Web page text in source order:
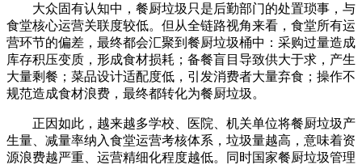
大众固有认知中，餐厨垃圾只是后勤部门的处置琐事，与
食堂核心运营关联度较低。但从全链路视角来看，食堂所有运
营环节的偏差，最终都会汇聚到餐厨垃圾桶中：采购过量造成
库存积压变质，形成食材损耗；备餐盲目导致供大于求，产生
大量剩餐；菜品设计适配度低，引发消费者大量弃食；操作不
规范造成食材浪费，最终都转化为餐厨垃圾。
正因如此，越来越多学校、医院、机关单位将餐厨垃圾产
生量、减量率纳入食堂运营考核体系，垃圾量越高，意味着资
源浪费越严重、运营精细化程度越低。同时国家餐厨垃圾管理